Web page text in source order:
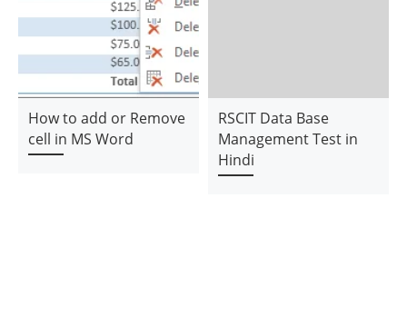
How to add or Remove
cell in MS Word
RSCIT Data Base
Management Test in
Hindi